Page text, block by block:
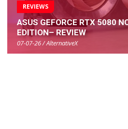
REVIEWS
ASUS GEFORCE RTX 5080
EDITION– REVIEW
07-07-26 / AlternativeX